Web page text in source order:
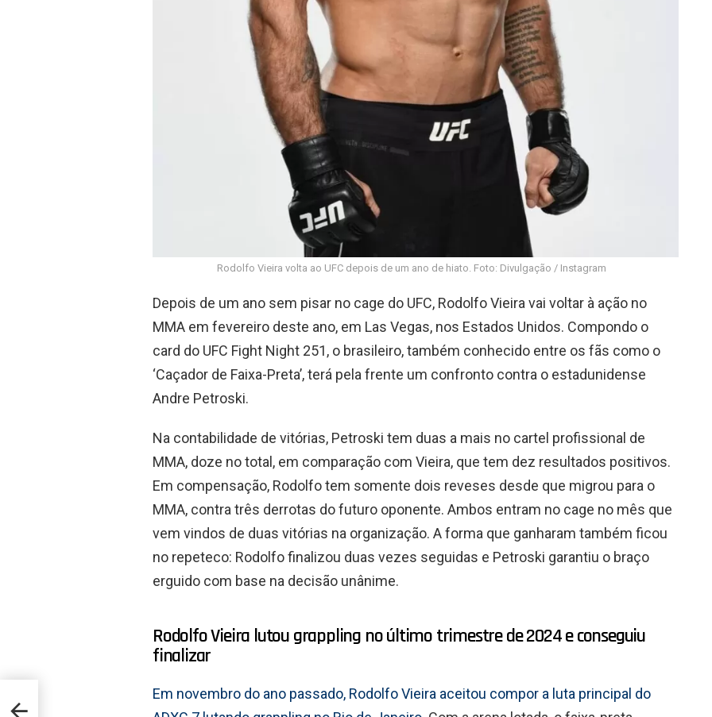
Rodolfo Vieira volta ao UFC depois de um ano de hiato. Foto: Divulgação / Instagram
Depois de um ano sem pisar no cage do UFC, Rodolfo Vieira vai voltar à ação no
MMA em fevereiro deste ano, em Las Vegas, nos Estados Unidos. Compondo o
card do UFC Fight Night 251, o brasileiro, também conhecido entre os fãs como o
‘Caçador de Faixa-Preta’, terá pela frente um confronto contra o estadunidense
Andre Petroski.
Na contabilidade de vitórias, Petroski tem duas a mais no cartel profissional de
MMA, doze no total, em comparação com Vieira, que tem dez resultados positivos.
Em compensação, Rodolfo tem somente dois reveses desde que migrou para o
MMA, contra três derrotas do futuro oponente. Ambos entram no cage no mês que
vem vindos de duas vitórias na organização. A forma que ganharam também ficou
no repeteco: Rodolfo finalizou duas vezes seguidas e Petroski garantiu o braço
erguido com base na decisão unânime.
Rodolfo Vieira lutou grappling no último trimestre de 2024 e conseguiu
finalizar
Em novembro do ano passado, Rodolfo Vieira aceitou compor a luta principal do